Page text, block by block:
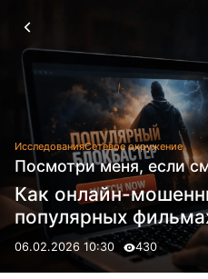
ИсследованияСетевое окружение
Посмотри меня, если
Как онлайн-
популярных
06.02.2026 10:30 430